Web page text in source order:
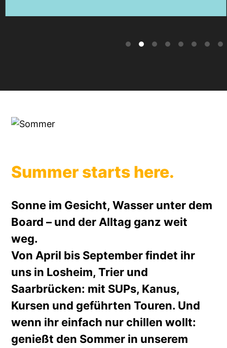
Summer starts here.
Sonne im Gesicht, Wasser unter dem
Board – und der Alltag ganz weit
weg.
Von April bis September findet ihr
uns in Losheim, Trier und
Saarbrücken: mit SUPs, Kanus,
Kursen und geführten Touren. Und
wenn ihr einfach nur chillen wollt:
genießt den Sommer in unserem